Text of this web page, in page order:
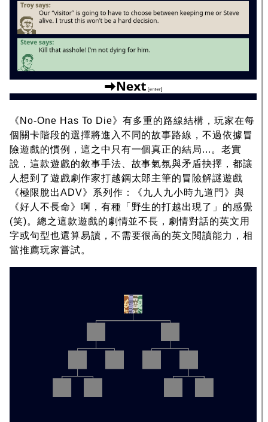
《No-One Has To Die》有多重的路線結構，玩家在每
個關卡階段的選擇將進入不同的故事路線，不過依據冒
險遊戲的慣例，這之中只有一個真正的結局...。老實
說，這款遊戲的敘事手法、故事氣氛與矛盾抉擇，都讓
人想到了遊戲劇作家打越鋼太郎主筆的冒險解謎遊戲
《極限脫出ADV》系列作：《九人九小時九道門》與
《好人不長命》啊，有種「野生的打越出現了」的感覺
(笑)。總之這款遊戲的劇情並不長，劇情對話的英文用
字或句型也還算易讀，不需要很高的英文閱讀能力，相
當推薦玩家嘗試。